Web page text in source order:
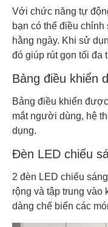
Với chức năng tự
bạn có thể điều
hằng ngày. Khi sử
đó giúp rút gọn tối đa
Bảng điều khiển
Bảng điều khiển
mắt người dùng, hệ
dụng.
Đèn LED chiếu
2 đèn LED chiếu
rộng và tập trung
dàng chế biến các